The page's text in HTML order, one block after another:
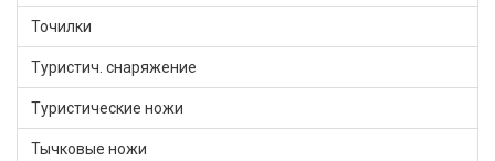
Точилки
Туристич. снаряжение
Туристические ножи
Тычковые ножи